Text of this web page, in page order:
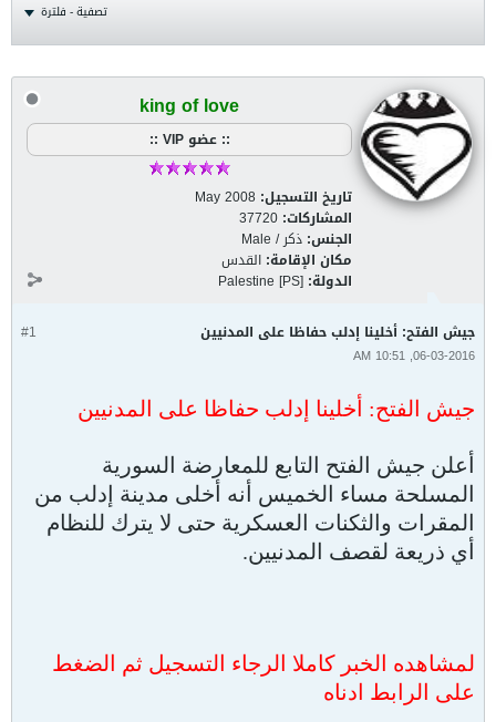
تصفية - فلترة
king of love
:: عضو VIP ::
تاريخ التسجيل: May 2008
المشاركات: 37720
الجنس: ذكر / Male
مكان الإقامة: القدس
الدولة: Palestine [PS]
#1 جيش الفتح: أخلينا إدلب حفاظا على المدنيين
06-03-2016, 10:51 AM
جيش الفتح: أخلينا إدلب حفاظا على المدنيين
أعلن جيش الفتح التابع للمعارضة السورية
المسلحة مساء الخميس أنه أخلى مدينة إدلب من
المقرات والثكنات العسكرية حتى لا يترك للنظام
أي ذريعة لقصف المدنيين.
لمشاهده الخبر كاملا الرجاء التسجيل ثم الضغط
على الرابط ادناه